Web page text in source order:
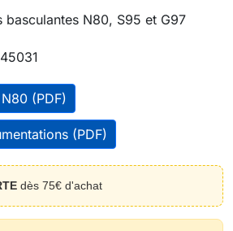
basculantes N80, S95 et G97
(PDF)
(PDF)
dès 75€ d'achat